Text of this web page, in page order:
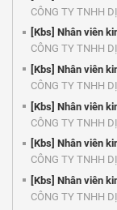
CÔNG TY TNHH
[Kbs] Nhân viên
CÔNG TY TNHH
[Kbs] Nhân viên
CÔNG TY TNHH
[Kbs] Nhân viên
CÔNG TY TNHH
[Kbs] Nhân viên
CÔNG TY TNHH
[Kbs] Nhân viên
CÔNG TY TNHH